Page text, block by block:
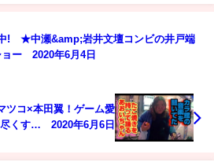
! ★中瀬&amp;岩井文壇コンビの井戸端
ョー 2020年6月4日
ツコ×本田翼！ゲーム愛
尽くす… 2020年6月6日